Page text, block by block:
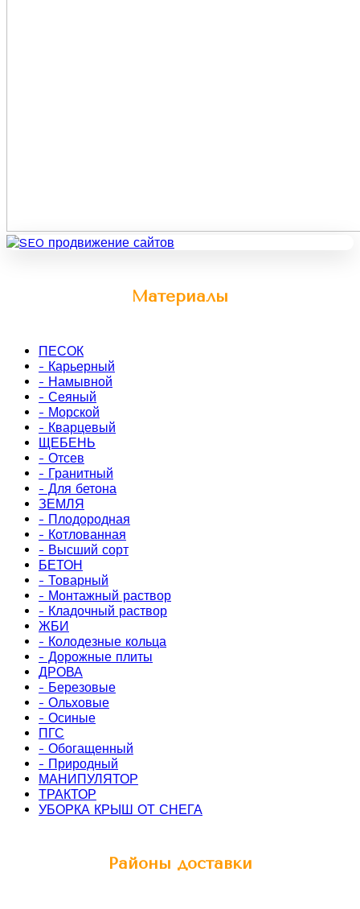
Материалы
ПЕСОК
- Карьерный
- Намывной
- Сеяный
- Морской
- Кварцевый
ЩЕБЕНЬ
- Отсев
- Гранитный
- Для бетона
ЗЕМЛЯ
- Плодородная
- Котлованная
- Высший сорт
БЕТОН
- Товарный
- Монтажный раствор
- Кладочный раствор
ЖБИ
- Колодезные кольца
- Дорожные плиты
ДРОВА
- Березовые
- Ольховые
- Осиные
ПГС
- Обогащенный
- Природный
МАНИПУЛЯТОР
ТРАКТОР
УБОРКА КРЫШ ОТ СНЕГА
Районы доставки